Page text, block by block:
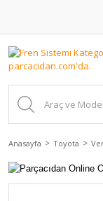
Anasayfa Toyota